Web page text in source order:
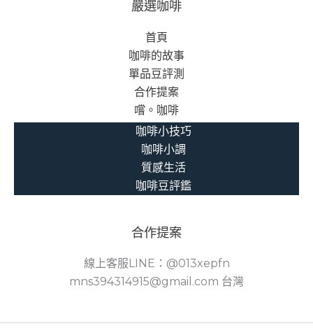
嚴選咖啡
首頁
咖啡的故事
單品豆評測
合作提案
嚐。咖啡
咖啡小技巧
咖啡小調
質感生活
咖啡豆評鑑
合作提案
線上客服LINE：@013xepfn
mns394314915@gmail.com 台灣